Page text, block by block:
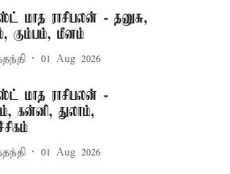
மாத ராசிபலன் - தனுசு,
கும்பம், மீனம்
01 Aug 2026
மாத ராசிபலன் -
கன்னி, துலாம்,
01 Aug 2026